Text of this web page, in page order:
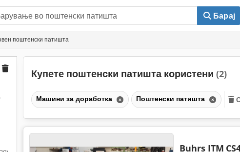
Барај
поштенски патишта
Купете поштенски патишта користени (2)
Машини за доработка Поштенски патишта
Buhrs ITM